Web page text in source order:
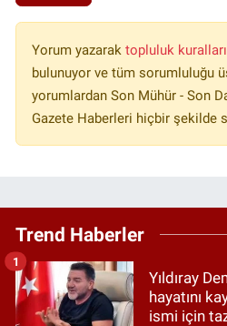
Yorum yazarak topluluk
bulunuyor ve tüm sorumluluğu
yorumlardan Son Mühür - Son
Gazete Haberleri hiçbir şekilde
Trend Haberler
Yıldıray
hayatını
ismi için
1